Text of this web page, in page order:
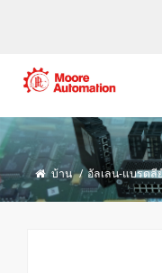
บ้าน / อัลเลน-แบรดลี